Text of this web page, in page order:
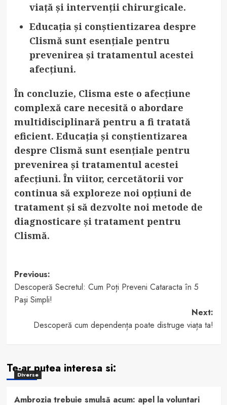
viață și intervenții chirurgicale.
Educația și conștientizarea despre
Clismă sunt esențiale pentru
prevenirea și tratamentul acestei
afecțiuni.
În concluzie, Clisma este o afecțiune
complexă care necesită o abordare
multidisciplinară pentru a fi tratată
eficient. Educația și conștientizarea
despre Clismă sunt esențiale pentru
prevenirea și tratamentul acestei
afecțiuni. În viitor, cercetătorii vor
continua să exploreze noi opțiuni de
tratament și să dezvolte noi metode de
diagnosticare și tratament pentru
Clismă.
Post
navigation
Previous:
Descoperă Secretul: Cum Poți Preveni Cataracta în 5
Pași Simpli!
Next:
Descoperă cum dependența poate distruge viața ta!
Te-ar putea interesa si:
Diverse
Ambrozia trebuie smulsă acum: apel la voluntari